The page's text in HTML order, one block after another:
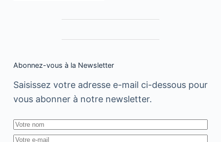
Abonnez-vous à la Newsletter
Saisissez votre adresse e-mail ci-dessous pour
vous abonner à notre newsletter.